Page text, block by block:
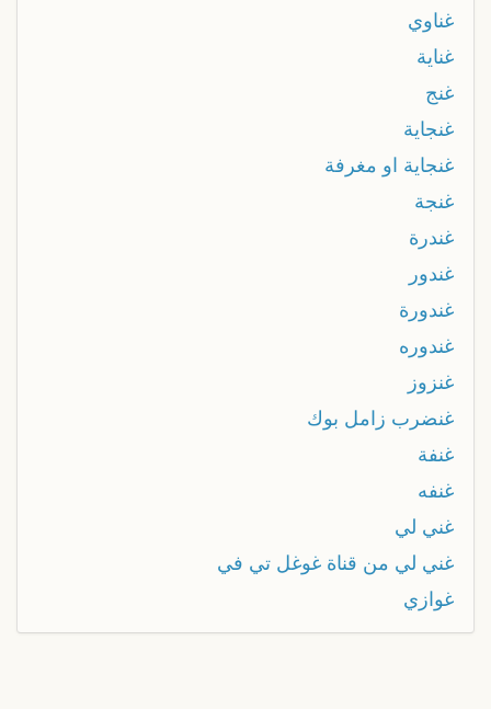
غناوي
غناية
غنج
غنجاية
غنجاية او مغرفة
غنجة
غندرة
غندور
غندورة
غندوره
غنزوز
غنضرب زامل بوك
غنفة
غنفه
غني لي
غني لي من قناة غوغل تي في
غوازي